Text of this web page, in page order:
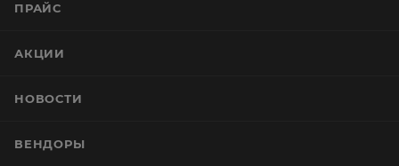
ПРАЙС
АКЦИИ
НОВОСТИ
ВЕНДОРЫ